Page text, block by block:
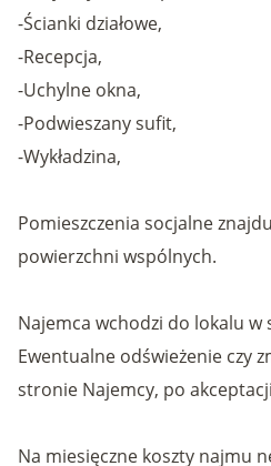
-Ścianki działowe,
-Recepcja,
-Uchylne okna,
-Podwieszany sufit,
-Wykładzina,
Pomieszczenia socjalne
powierzchni wspólnych.
Najemca wchodzi do lokalu w
Ewentualne odświeżenie czy
stronie Najemcy, po
Na miesięczne koszty najmu